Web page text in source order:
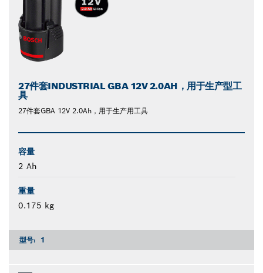
27件套INDUSTRIAL GBA 12V 2.0AH，用于生产型工
具
27件套GBA 12V 2.0Ah，用于生产用工具
容量
2 Ah
重量
0.175 kg
型号: 1